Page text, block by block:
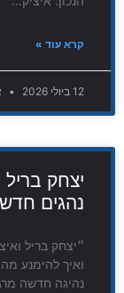
קרא עוד »
12 ביולי 2026
יצחק בריל
נהגים
״יצחק בריל
ואיך להימנע
נהיגה חדשה